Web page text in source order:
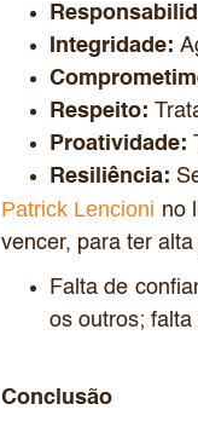
Integridade:
Respeito:
Proatividade:
Resiliência:
Patrick Lencioni no
vencer, para ter
Falta de
os outros;
Conclusão